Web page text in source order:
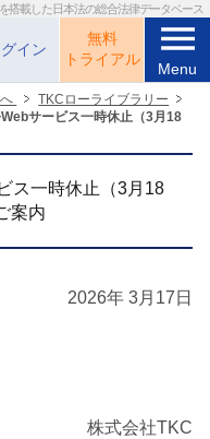
搭載した日本法の総合法律データベース
イン
無料
トライアル
menu
Menu
TKCローライブラリー
Webサービス一時休止（3月18
ス一時休止（3月18
案内
2026年 3月17日
株式会社TKC